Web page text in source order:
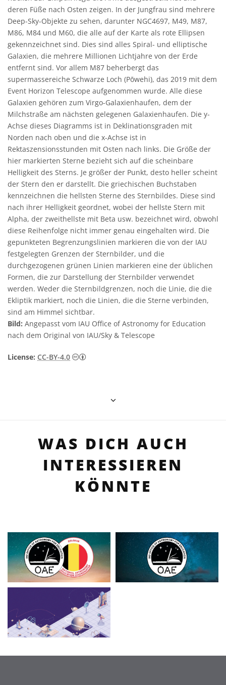
deren Füße nach Osten zeigen. In der Jungfrau sind mehrere
Deep-Sky-Objekte zu sehen, darunter NGC4697, M49, M87,
M86, M84 und M60, die alle auf der Karte als rote Ellipsen
gekennzeichnet sind. Dies sind alles Spiral- und elliptische
Galaxien, die mehrere Millionen Lichtjahre von der Erde
entfernt sind. Vor allem M87 beherbergt das
supermassereiche Schwarze Loch (Pōwehi), das 2019 mit dem
Event Horizon Telescope aufgenommen wurde. Alle diese
Galaxien gehören zum Virgo-Galaxienhaufen, dem der
Milchstraße am nächsten gelegenen Galaxienhaufen. Die y-
Achse dieses Diagramms ist in Deklinationsgraden mit
Norden nach oben und die x-Achse ist in
Rektaszensionsstunden mit Osten nach links. Die Größe der
hier markierten Sterne bezieht sich auf die scheinbare
Helligkeit des Sterns. Je größer der Punkt, desto heller scheint
der Stern den er darstellt. Die griechischen Buchstaben
kennzeichnen die hellsten Sterne des Sternbildes. Diese sind
nach ihrer Helligkeit geordnet, wobei der hellste Stern mit
Alpha, der zweithellste mit Beta usw. bezeichnet wird, obwohl
diese Reihenfolge nicht immer genau eingehalten wird. Die
gepunkteten Begrenzungslinien markieren die von der IAU
festgelegten Grenzen der Sternbilder, und die
durchgezogenen grünen Linien markieren eine der üblichen
Formen, die zur Darstellung der Sternbilder verwendet
werden. Weder die Sternbildgrenzen, noch die Linie, die die
Ekliptik markiert, noch die Linien, die die Sterne verbinden,
sind am Himmel sichtbar.
Bild: Angepasst vom IAU Office of Astronomy for Education
nach dem Original von IAU/Sky & Telescope
License: CC-BY-4.0 Creative Commons Namensnennung 4.0
WAS DICH AUCH
INTERESSIEREN
KÖNNTE